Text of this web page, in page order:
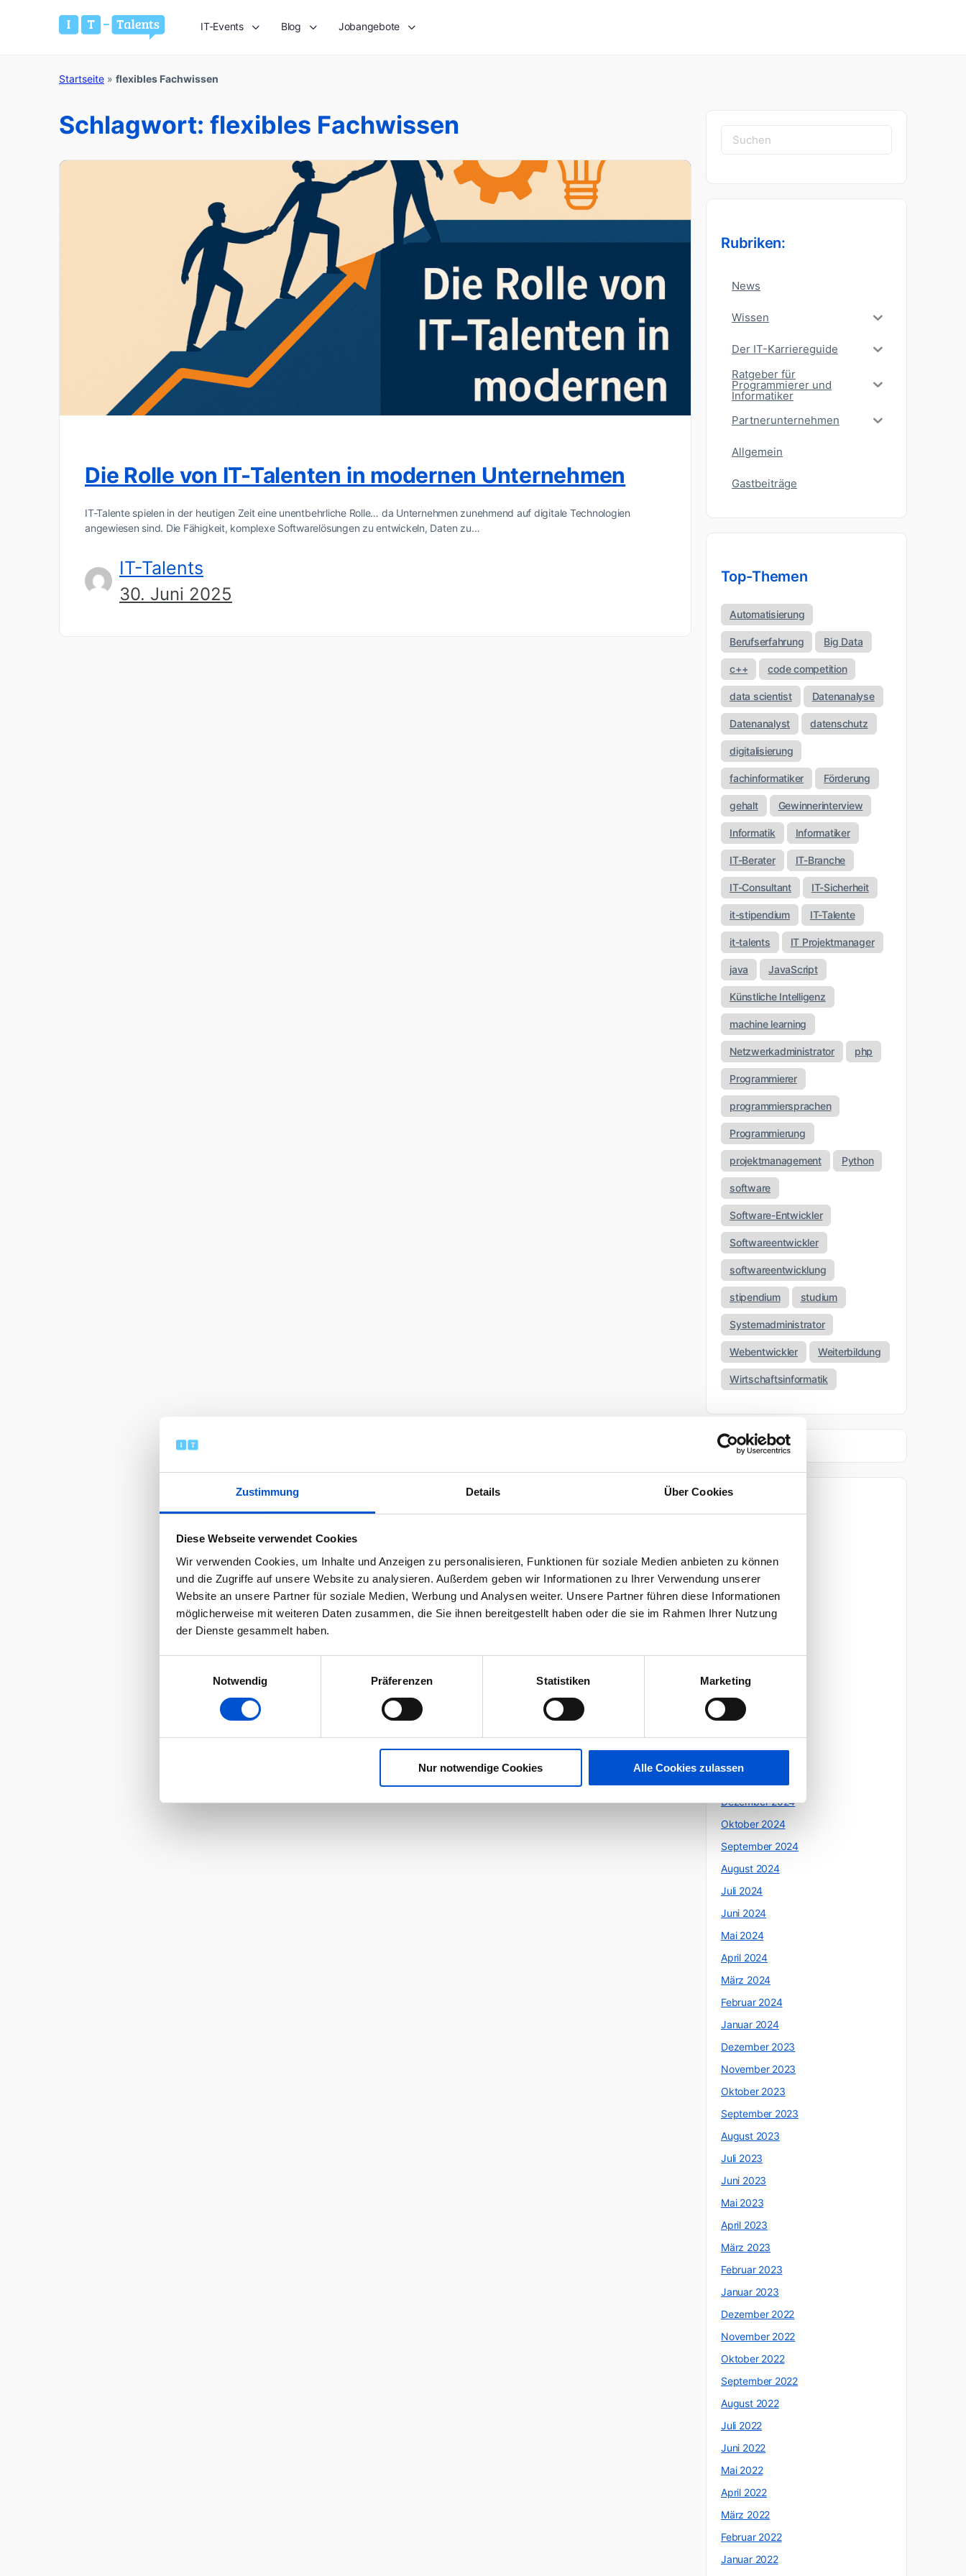
Zustimmung Details Über Cookies
Diese Webseite verwendet Cookies
Wir verwenden Cookies, um Inhalte und Anzeigen zu personalisieren, Funktionen für soziale Medien anbieten zu können
und die Zugriffe auf unsere Website zu analysieren. Außerdem geben wir Informationen zu Ihrer Verwendung unserer
Website an unsere Partner für soziale Medien, Werbung und Analysen weiter. Unsere Partner führen diese Informationen
möglicherweise mit weiteren Daten zusammen, die Sie ihnen bereitgestellt haben oder die sie im Rahmen Ihrer Nutzung
der Dienste gesammelt haben.
Notwendig
Präferenzen Statistiken Marketing
Nur notwendige Cookies Alle Cookies zulassen
IT-Events Blog Jobangebote
Startseite » flexibles Fachwissen
Schlagwort: flexibles Fachwissen
Die Rolle von IT-Talenten in modernen Unternehmen
IT-Talente spielen in der heutigen Zeit eine unentbehrliche Rolle… da Unternehmen zunehmend auf digitale Technologien
angewiesen sind. Die Fähigkeit, komplexe Softwarelösungen zu entwickeln, Daten zu…
IT-Talents
30. Juni 2025
Suchen
nach:
Rubriken:
News
Wissen
Der IT-Karriereguide
Ratgeber für
Programmierer und
Informatiker
Partnerunternehmen
Allgemein
Gastbeiträge
Top-Themen
Automatisierung
Berufserfahrung Big Data
c++ code competition
data scientist Datenanalyse
Datenanalyst datenschutz
digitalisierung
fachinformatiker Förderung
gehalt Gewinnerinterview
Informatik Informatiker
IT-Berater IT-Branche
IT-Consultant IT-Sicherheit
it-stipendium IT-Talente
it-talents IT Projektmanager
java JavaScript
Künstliche Intelligenz
machine learning
Netzwerkadministrator php
Programmierer
programmiersprachen
Programmierung
projektmanagement Python
software
Software-Entwickler
Softwareentwickler
softwareentwicklung
stipendium studium
Systemadministrator
Webentwickler Weiterbildung
Wirtschaftsinformatik
April 2026
März 2026
November 2025
Oktober 2025
Mai 2025
April 2025
März 2025
Dezember 2024
Oktober 2024
September 2024
August 2024
Juli 2024
Juni 2024
Mai 2024
April 2024
März 2024
Februar 2024
Januar 2024
Dezember 2023
November 2023
Oktober 2023
September 2023
August 2023
Juli 2023
Juni 2023
Mai 2023
April 2023
März 2023
Februar 2023
Januar 2023
Dezember 2022
November 2022
Oktober 2022
September 2022
August 2022
Juli 2022
Juni 2022
Mai 2022
April 2022
März 2022
Februar 2022
Januar 2022